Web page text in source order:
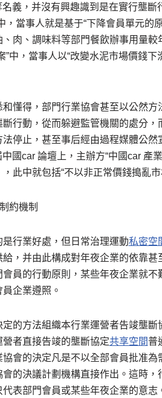
名義，并沒有興趣識到是在實行壟
，當事人就是基于“下降會員單元的
肉、調味料等部門餐飲辦事用量
”中，當事人以“改變水泥市場價錢
懂得，部門行業協會甚至以公然
行動，從而躲避監管機關的處分
停止，甚至事后經由過程媒體公
國car 論壇上，主辦方“中國car 產
此中就包括“不以非正常價錢搗亂
約機制
行業好處，但日常治理運動私密空
，并由此構成對年夜企業的依靠
員的行動原則，某些年夜企業就
企業遵照。
的方法組織本行業運營者告竣壟
者直接告竣的壟斷協定共享空間普
會的決定凡是不以全部會員批准
的決議計劃機構直接作出。這時
表部門會員或某些年夜企業的意